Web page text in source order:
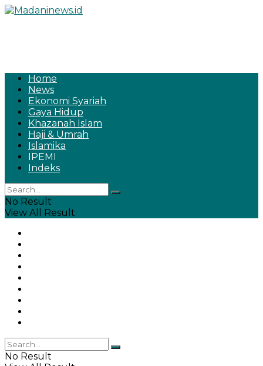
Home
News
Ekonomi Syariah
Gaya Hidup
Khazanah Islam
Haji & Umrah
Islamika
IPEMI
Indeks
No Result
View All Result
No Result